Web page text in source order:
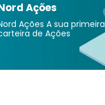
Ações
Ações A sua primeira
de Ações